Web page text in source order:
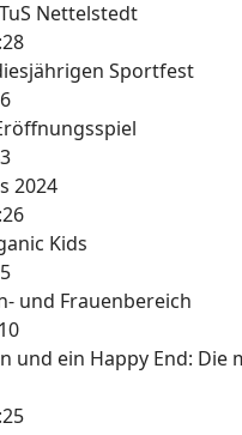
Nettelstedt
Sportfest
2024
Kids
und Frauenbereich
und ein Happy End: Die